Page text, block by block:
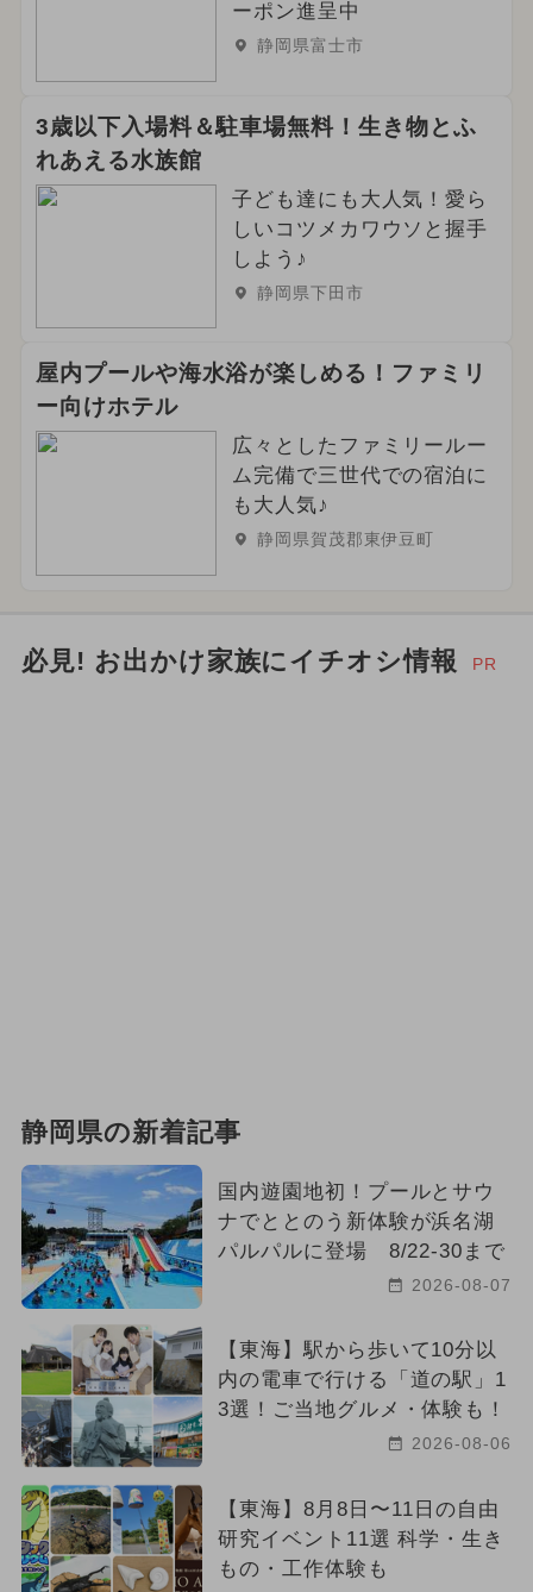
2024年5月のイベント いもフェス
2024年8月のイベント
2024年9月のイベント
ーポン進呈中
静岡県富士市
3歳以下入場料＆駐車場無料！生き物とふ
れあえる水族館
子ども達にも大人気！愛ら
しいコツメカワウソと握手
しよう♪
静岡県下田市
屋内プールや海水浴が楽しめる！ファミリ
ー向けホテル
広々としたファミリールー
ム完備で三世代での宿泊に
も大人気♪
静岡県賀茂郡東伊豆町
必見! お出かけ家族にイチオシ情報 PR
静岡県の新着記事
国内遊園地初！プールとサウ
ナでととのう新体験が浜名湖
パルパルに登場 8/22-30まで
2026-08-07
【東海】駅から歩いて10分以
内の電車で行ける「道の駅」1
3選！ご当地グルメ・体験も！
2026-08-06
【東海】8月8日〜11日の自由
研究イベント11選 科学・生き
もの・工作体験も